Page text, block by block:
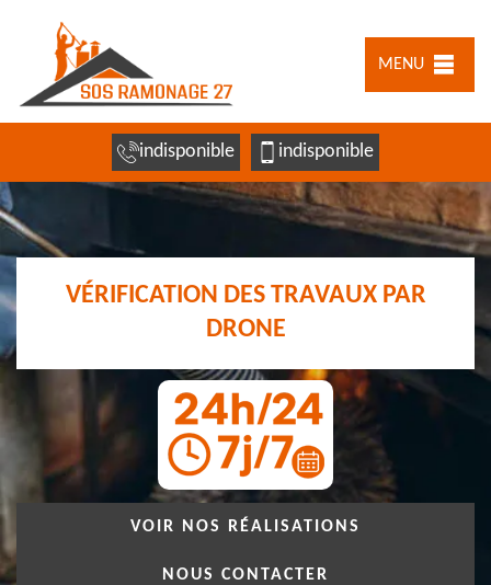
MENU
indisponible indisponible
VÉRIFICATION DES TRAVAUX PAR
DRONE
VOIR NOS RÉALISATIONS
NOUS CONTACTER